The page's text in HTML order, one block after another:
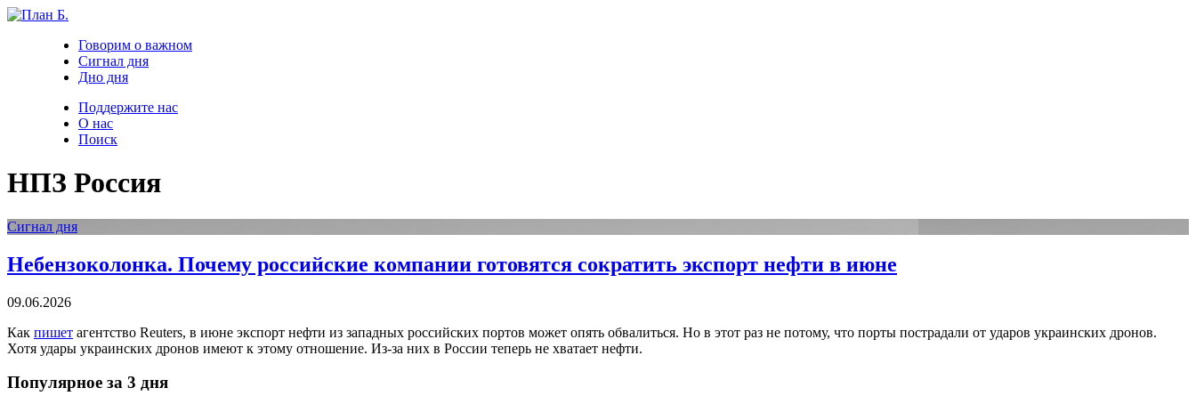
Говорим о важном
Сигнал дня
Дно дня
Поддержите нас
О нас
Поиск
НПЗ Россия
Сигнал дня
Небензоколонка. Почему российские компании готовятся сократить экспорт нефти в июне
09.06.2026
Как пишет агентство Reuters, в июне экспорт нефти из западных российских портов может опять обвалиться. Но в этот раз не потому, что порты пострадали от ударов украинских дронов.
Хотя удары украинских дронов имеют к этому отношение. Из-за них в России теперь не хватает нефти.
Популярное за 3 дня